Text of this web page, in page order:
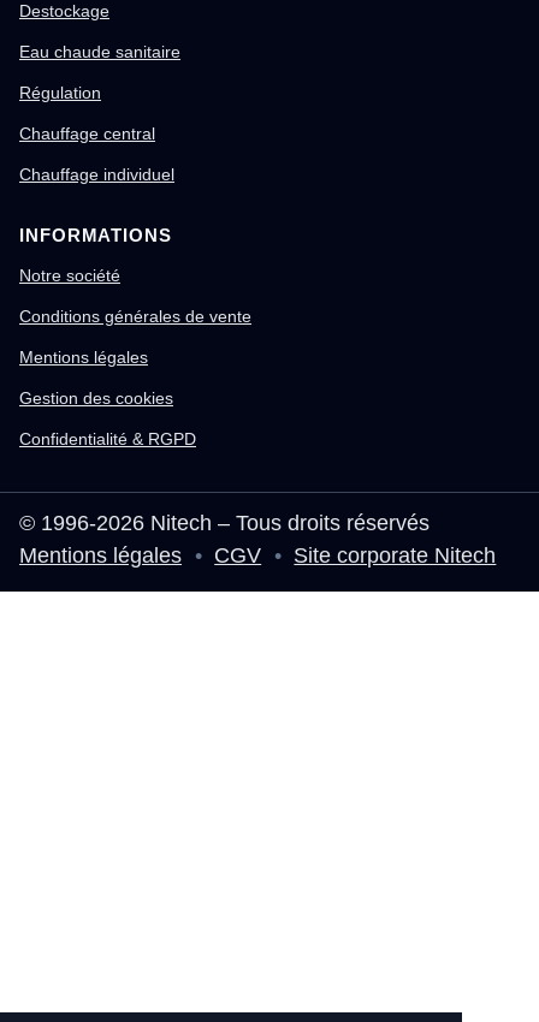
Destockage
Eau chaude sanitaire
Régulation
Chauffage central
Chauffage individuel
INFORMATIONS
Notre société
Conditions générales de vente
Mentions légales
Gestion des cookies
Confidentialité & RGPD
© 1996-2026 Nitech – Tous droits réservés
Mentions légales • CGV • Site corporate Nitech